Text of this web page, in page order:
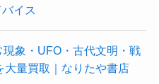
イス
象・UFO・古代文明・戦
大量買取｜なりたや書店